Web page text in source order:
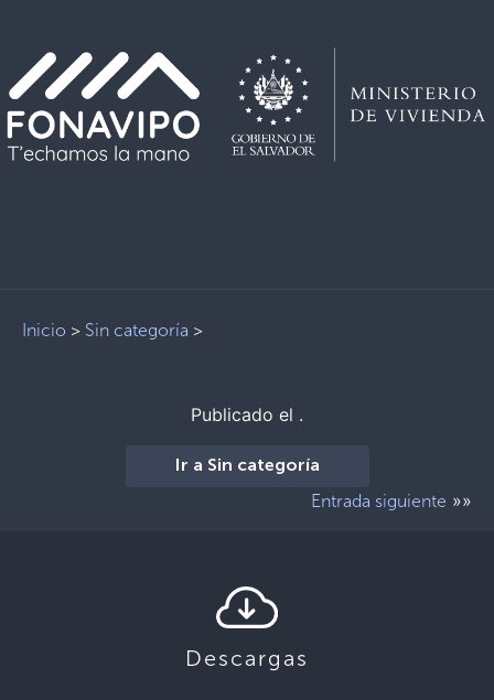
Inicio > Sin categoría >
Publicado el .
Ir a Sin categoría
Entrada siguiente »»
Descargas